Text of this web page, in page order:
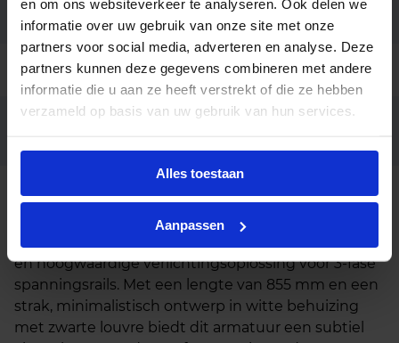
en om ons websiteverkeer te analyseren. Ook delen we
informatie over uw gebruik van onze site met onze
partners voor social media, adverteren en analyse. Deze
partners kunnen deze gegevens combineren met andere
informatie die u aan ze heeft verstrekt of die ze hebben
verzameld op basis van uw gebruik van hun services.
Alles toestaan
Aanpassen
Garantie 5 jaar
Code LU048449
Casambi dimbaar, Dali dimbaar,
Beschrijving
De Irmin 855 Louvre LED lichtlijn is een compacte
en hoogwaardige verlichtingsoplossing voor 3-fase
spanningsrails. Met een lengte van 855 mm en een
strak, minimalistisch ontwerp in witte behuizing
met zwarte louvre biedt dit armatuur een subtiel